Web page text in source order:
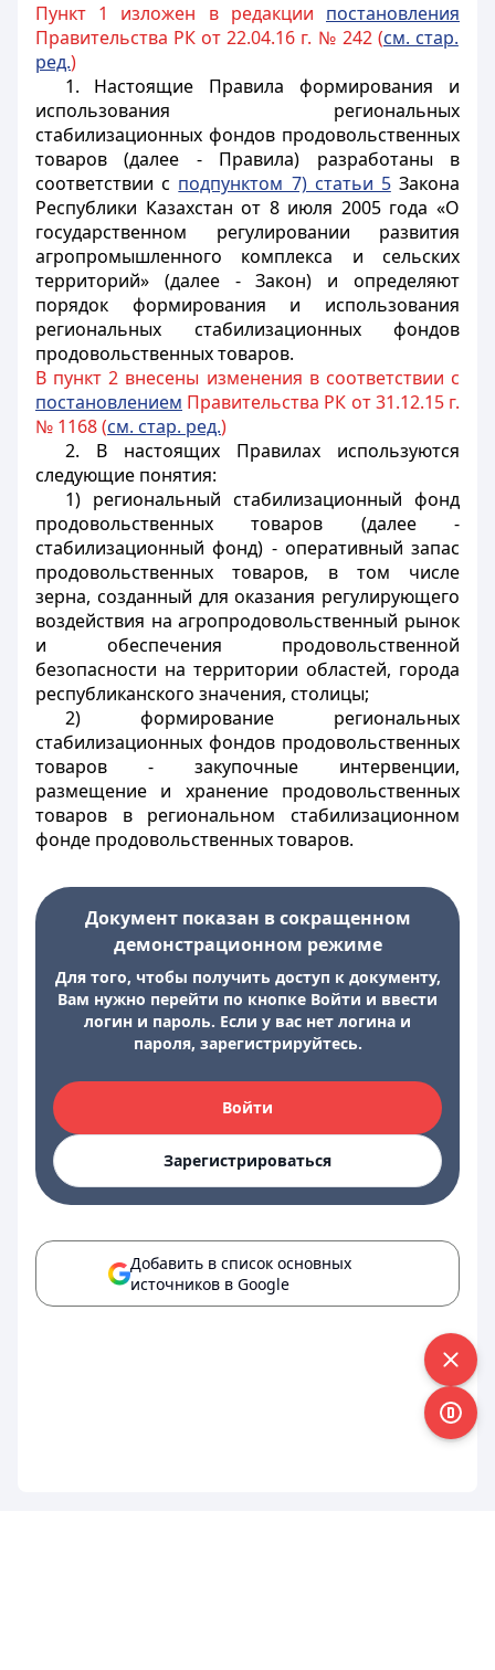
Пункт 1 изложен в редакции постановления
Правительства РК от 22.04.16 г. № 242 (см. стар.
ред.)
1. Настоящие Правила формирования и
использования региональных
стабилизационных фондов продовольственных
товаров (далее - Правила) разработаны в
соответствии с подпунктом 7) статьи 5Закона
Республики Казахстан от 8 июля 2005 года «О
государственном регулировании развития
агропромышленного комплекса и сельских
территорий» (далее - Закон) и определяют
порядок формирования и использования
региональных стабилизационных фондов
продовольственных товаров.
В пункт 2 внесены изменения в соответствии с
постановлением Правительства РК от 31.12.15 г.
№ 1168 (см. стар. ред.)
2. В настоящих Правилах используются
следующие понятия:
1) региональный стабилизационный фонд
продовольственных товаров (далее -
стабилизационный фонд) - оперативный запас
продовольственных товаров, в том числе
зерна, созданный для оказания регулирующего
воздействия на агропродовольственный рынок
и обеспечения продовольственной
безопасности на территории областей, города
республиканского значения, столицы;
2) формирование региональных
стабилизационных фондов продовольственных
товаров - закупочные интервенции,
размещение и хранение продовольственных
товаров в региональном стабилизационном
фонде продовольственных товаров.
Документ показан в сокращенном
демонстрационном режиме
Для того, чтобы получить доступ к документу,
Вам нужно перейти по кнопке Войти и ввести
логин и пароль. Если у вас нет логина и
пароля, зарегистрируйтесь.
Войти
Зарегистрироваться
Добавить в список основных
источников в Google